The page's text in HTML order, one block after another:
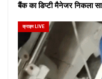
बैंक का डिप्टी मैनेजर निकला
क्राइम LIVE